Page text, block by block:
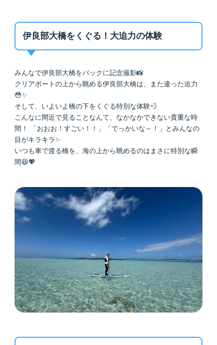
伊良部大橋をくぐる！大迫力の体験
みんなで伊良部大橋をバックに記念撮影📸
クリアボートの上から眺める伊良部大橋は、また違った迫力
😳✨
そして、いよいよ橋の下をくぐる特別な体験💨
こんなに間近で見ることなんて、なかなかできない貴重な時
間！ 「おおお！すごい！！」「でっかいな～！」とみんなの
目がキラキラ✨
いつも車で渡る橋を、海の上から眺めるのはまさに特別な瞬
間😆💖